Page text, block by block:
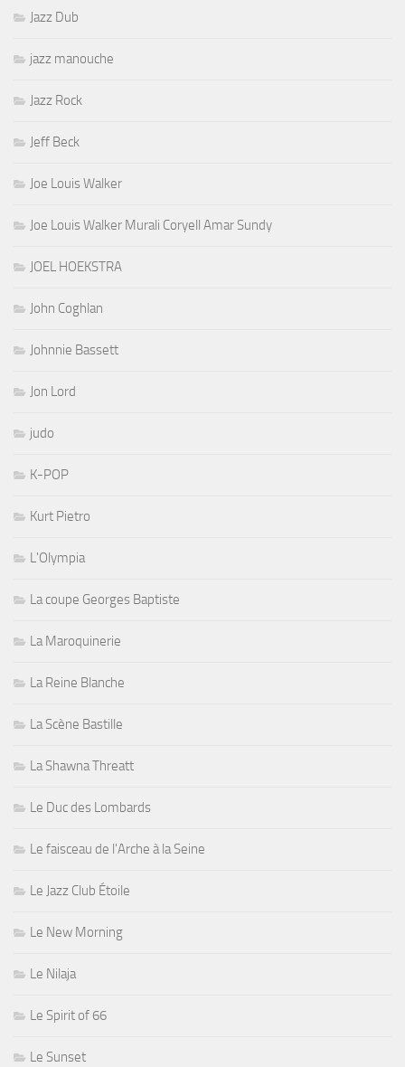
Jazz Dub
jazz manouche
Jazz Rock
Jeff Beck
Joe Louis Walker
Joe Louis Walker Murali Coryell Amar Sundy
JOEL HOEKSTRA
John Coghlan
Johnnie Bassett
Jon Lord
judo
K-POP
Kurt Pietro
L'Olympia
La coupe Georges Baptiste
La Maroquinerie
La Reine Blanche
La Scène Bastille
La Shawna Threatt
Le Duc des Lombards
Le faisceau de l'Arche à la Seine
Le Jazz Club Étoile
Le New Morning
Le Nilaja
Le Spirit of 66
Le Sunset